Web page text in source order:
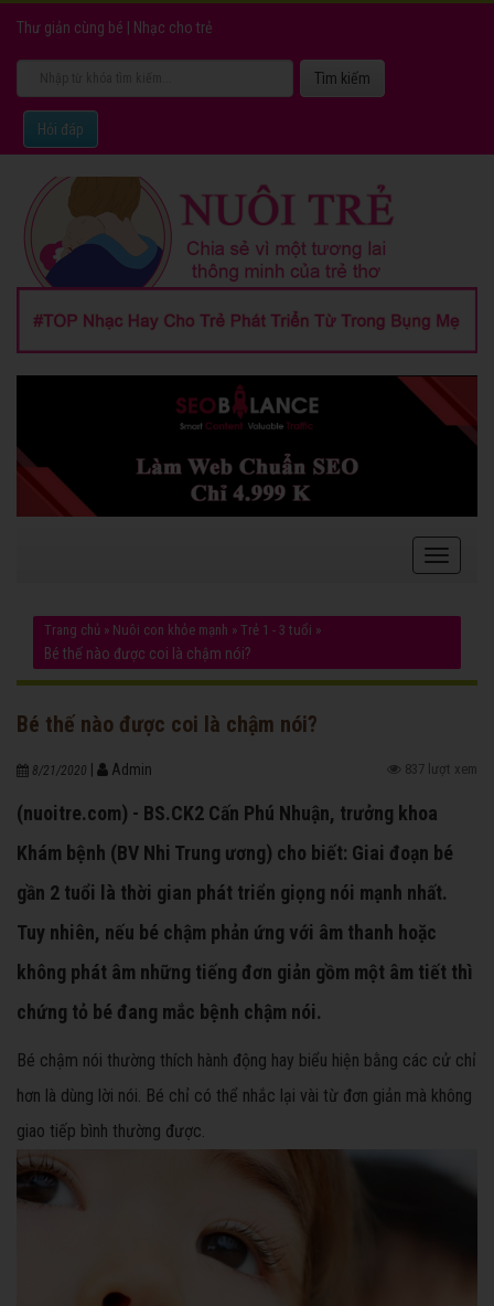
Thư giản cùng bé Nhạc cho trẻ
Hỏi đáp
Trang chủ » Nuôi con khỏe mạnh » Trẻ 1 - 3 tuổi »
Bé thế nào được coi là chậm nói?
Bé thế nào được coi là chậm nói?
8/21/2020 Admin 837 lượt xem
(nuoitre.com) - BS.CK2 Cấn Phú Nhuận, trưởng khoa
Khám bệnh (BV Nhi Trung ương) cho biết: Giai đoạn bé
gần 2 tuổi là thời gian phát triển giọng nói mạnh nhất.
Tuy nhiên, nếu bé chậm phản ứng với âm thanh hoặc
không phát âm những tiếng đơn giản gồm một âm tiết thì
chứng tỏ bé đang mắc bệnh chậm nói.
Bé chậm nói thường thích hành động hay biểu hiện bằng các cử chỉ
hơn là dùng lời nói. Bé chỉ có thể nhắc lại vài từ đơn giản mà không
giao tiếp bình thường được.